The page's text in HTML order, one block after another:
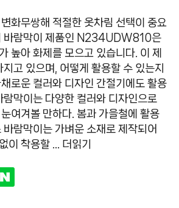
화무쌍해 적절한 옷차림 선택이 중요
바람막이 제품인 N234UDW810은
높아 화제를 모으고 있습니다. 이 제
고 있으며, 어떻게 활용할 수 있는지
로운 컬러와 디자인 간절기에도 활용
람막이는 다양한 컬러와 디자인으로
여겨볼 만하다. 봄과 가을철에 활용
람막이는 가벼운 소재로 제작되어
이 착용할 …
더읽기